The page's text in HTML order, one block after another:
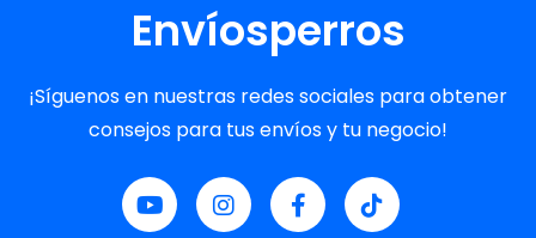
Envíosperros
¡Síguenos en nuestras redes sociales para obtener
consejos para tus envíos y tu negocio!